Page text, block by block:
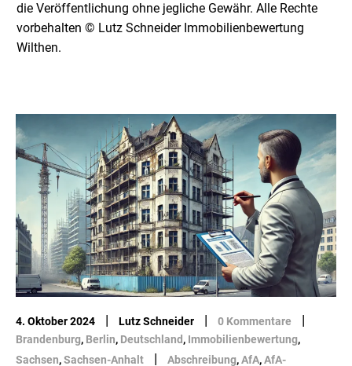
die Veröffentlichung ohne jegliche Gewähr. Alle Rechte
vorbehalten © Lutz Schneider Immobilienbewertung
Wilthen.
4. Oktober 2024 | Lutz Schneider | 0 Kommentare |
Brandenburg, Berlin, Deutschland , Immobilienbewertung,
Sachsen,Sachsen-Anhalt | Abschreibung,AfA,AfA-